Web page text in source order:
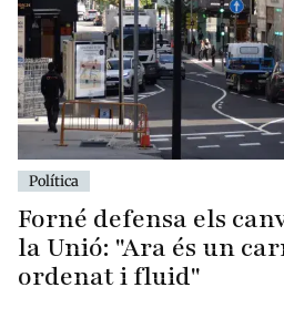
Política
Forné defensa els
la Unió: "Ara és un
ordenat i fluid"